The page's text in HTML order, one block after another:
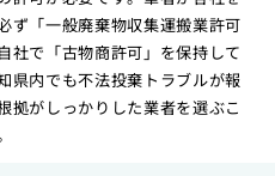
ず「一般廃棄物収集運搬業許可
社で「古物商許可」を保持して
県内でも不法投棄トラブルが報
拠がしっかりした業者を選ぶこ